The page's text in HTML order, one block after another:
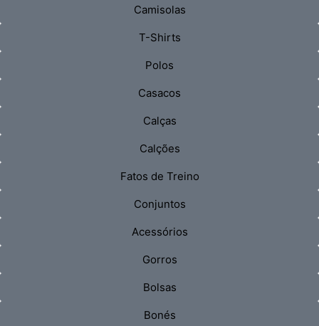
Camisolas
T-Shirts
Polos
Casacos
Calças
Calções
Fatos de Treino
Conjuntos
Acessórios
Gorros
Bolsas
Bonés